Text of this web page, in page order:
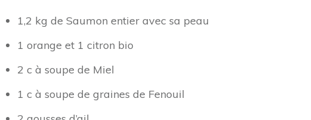
1,2 kg de Saumon entier avec sa peau
1 orange et 1 citron bio
2 c à soupe de Miel
1 c à soupe de graines de Fenouil